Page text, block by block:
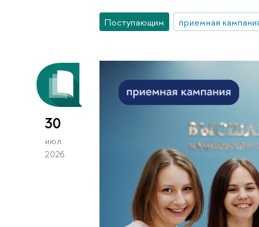
Поступающим приемная
30
июл
2026